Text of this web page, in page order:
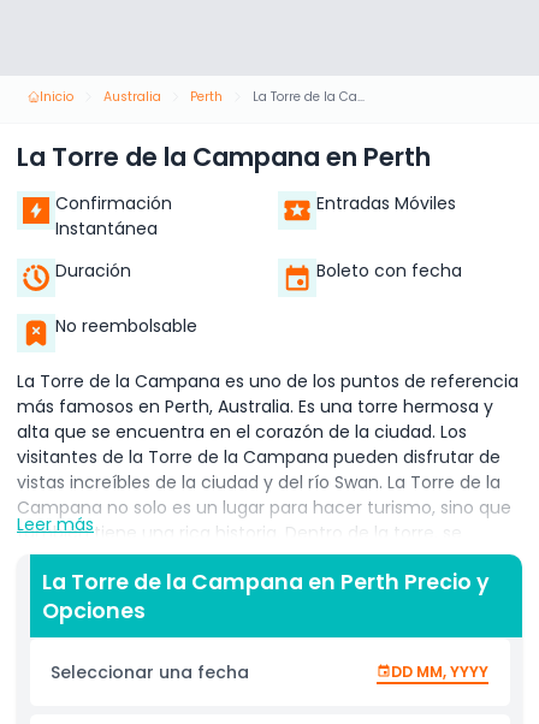
Inicio Australia Perth La Torre de la Campana en Perth
La Torre de la Campana en Perth
Confirmación
Instantánea
Entradas Móviles
Duración Boleto con fecha
No reembolsable
La Torre de la Campana es uno de los puntos de referencia
más famosos en Perth, Australia. Es una torre hermosa y
alta que se encuentra en el corazón de la ciudad. Los
visitantes de la Torre de la Campana pueden disfrutar de
vistas increíbles de la ciudad y del río Swan. La Torre de la
Campana no solo es un lugar para hacer turismo, sino que
también tiene una rica historia. Dentro de la torre, se
encuentra un conjunto de campanas históricas que fueron
traídas de la iglesia St Martin in the Fields en Londres. Estas
campanas son muy especiales y han estado sonando en
Perth desde 1988. La Torre de la Campana es una atracción
que no te puedes perder si visitas Perth. Cuando visites,
podrás tomar un ascensor hasta la cima de la torre, donde
Leer más
La Torre de la Campana en Perth Precio y
Opciones
Seleccionar una fecha DD MM, YYYY